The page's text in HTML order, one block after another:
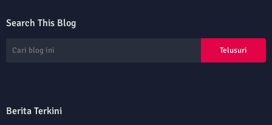
Search This Blog
Berita Terkini